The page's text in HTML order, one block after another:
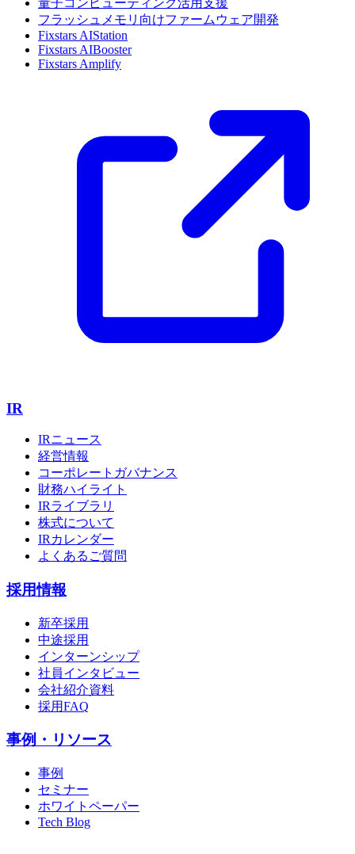
フラッシュメモリ向けファームウェア開発
Fixstars AIStation
Fixstars AIBooster
Fixstars Amplify
IR
IRニュース
経営情報
コーポレートガバナンス
財務ハイライト
IRライブラリ
株式について
IRカレンダー
よくあるご質問
採用情報
新卒採用
中途採用
インターンシップ
社員インタビュー
会社紹介資料
採用FAQ
事例・リソース
事例
セミナー
ホワイトペーパー
Tech Blog